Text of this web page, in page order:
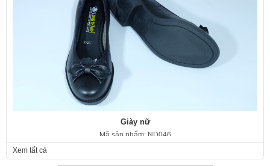
Giày nữ
Mã sản phẩm: ND046
Xem tất cả